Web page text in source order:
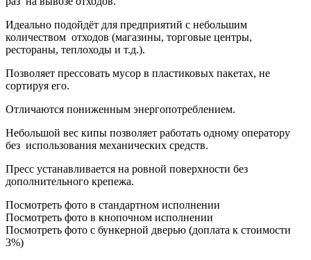
Идеально подойдёт для предприятий с небольшим
количеством отходов (магазины, торговые центры,
рестораны, теплоходы и т.д.).
Позволяет прессовать мусор в пластиковых пакетах, не
сортируя его.
Отличаются пониженным энергопотреблением.
Небольшой вес кипы позволяет работать одному оператору
без использования механических средств.
Пресс устанавливается на ровной поверхности без
дополнительного крепежа.
Посмотреть фото в стандартном исполнении
Посмотреть фото в кнопочном исполнении
Посмотреть фото с бункерной дверью (доплата к стоимости
3%)